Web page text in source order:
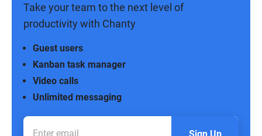
Take your team to the next level of
productivity with Chanty
Unlimited messaging
Video calls
Kanban task manager
Guest users
Sign Up